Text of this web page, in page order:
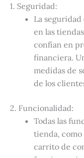
1. Seguridad:
La
en las
confían en
financiera.
medidas de
de los
2. Funcionalidad:
Todas las
tienda, como
carrito de